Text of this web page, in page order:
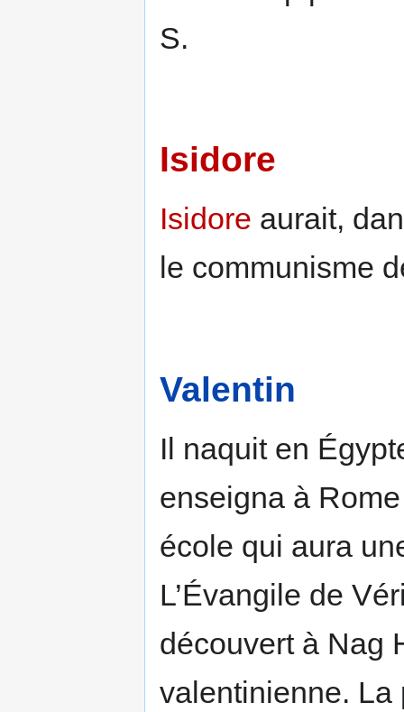
S.
Isidore
Isidore aurait,
le communisme
Valentin
Il naquit en
enseigna à
école qui aura
L’Évangile de
découvert à Nag
valentinienne. La